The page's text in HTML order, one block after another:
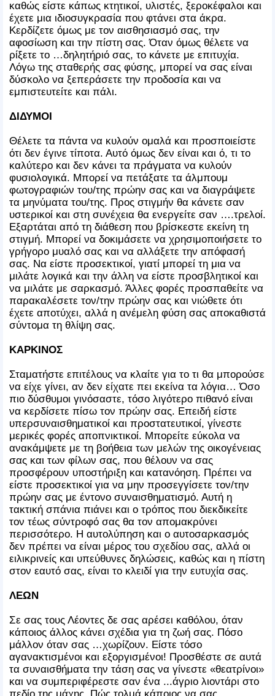
καθώς είστε κάπως κτητικοί, υλιστές, ξεροκέφαλοι και
έχετε μια ιδιοσυγκρασία που φτάνει στα άκρα.
Κερδίζετε όμως με τον αισθησιασμό σας, την
αφοσίωση και την πίστη σας. Όταν όμως θέλετε να
ρίξετε το …δηλητήριό σας, το κάνετε με επιτυχία.
Λόγω της σταθερής σας φύσης, μπορεί να σας είναι
δύσκολο να ξεπεράσετε την προδοσία και να
εμπιστευτείτε και πάλι.
ΔΙΔΥΜΟΙ
Θέλετε τα πάντα να κυλούν ομαλά και προσποιείστε
ότι δεν έγινε τίποτα. Αυτό όμως δεν είναι και ό, τι το
καλύτερο και δεν κάνει τα πράγματα να κυλούν
φυσιολογικά. Μπορεί να πετάξατε τα άλμπουμ
φωτογραφιών του/της πρώην σας και να διαγράψετε
τα μηνύματα του/της. Προς στιγμήν θα κάνετε σαν
υστερικοί και στη συνέχεια θα ενεργείτε σαν ….τρελοί.
Εξαρτάται από τη διάθεση που βρίσκεστε εκείνη τη
στιγμή. Μπορεί να δοκιμάσετε να χρησιμοποιήσετε το
γρήγορο μυαλό σας και να αλλάξετε την απόφασή
σας. Να είστε προσεκτικοί, γιατί μπορεί τη μια να
μιλάτε λογικά και την άλλη να είστε προσβλητικοί και
να μιλάτε με σαρκασμό. Άλλες φορές προσπαθείτε να
παρακαλέσετε τον/την πρώην σας και νιώθετε ότι
έχετε αποτύχει, αλλά η ανέμελη φύση σας αποκαθιστά
σύντομα τη θλίψη σας.
ΚΑΡΚΙΝΟΣ
Σταματήστε επιτέλους να κλαίτε για το τι θα μπορούσε
να είχε γίνει, αν δεν είχατε πει εκείνα τα λόγια… Όσο
πιο δύσθυμοι γινόσαστε, τόσο λιγότερο πιθανό είναι
να κερδίσετε πίσω τον πρώην σας. Επειδή είστε
υπερσυναισθηματικοί και προστατευτικοί, γίνεστε
μερικές φορές αποπνικτικοί. Μπορείτε εύκολα να
ανακάμψετε με τη βοήθεια των μελών της οικογένειας
σας και των φίλων σας, που θέλουν να σας
προσφέρουν υποστήριξη και κατανόηση. Πρέπει να
είστε προσεκτικοί για να μην προσεγγίσετε τον/την
πρώην σας με έντονο συναισθηματισμό. Αυτή η
τακτική σπάνια πιάνει και ο τρόπος που διεκδικείτε
τον τέως σύντροφό σας θα τον απομακρύνει
περισσότερο. Η αυτολύπηση και ο αυτοσαρκασμός
δεν πρέπει να είναι μέρος του σχεδίου σας, αλλά οι
ειλικρινείς και υπεύθυνες δηλώσεις, καθώς και η πίστη
στον εαυτό σας, είναι το κλειδί για την ευτυχία σας.
ΛΕΩΝ
Σε σας τους Λέοντες δε σας αρέσει καθόλου, όταν
κάποιος άλλος κάνει σχέδια για τη ζωή σας. Πόσο
μάλλον όταν σας …χωρίζουν. Είστε τόσο
αγανακτισμένοι και εξοργισμένοι! Προσθέστε σε αυτά
τα συναισθήματα την τάση σας να γίνεστε «θεατρίνοι»
και να συμπεριφέρεστε σαν ένα ...άγριο λιοντάρι στο